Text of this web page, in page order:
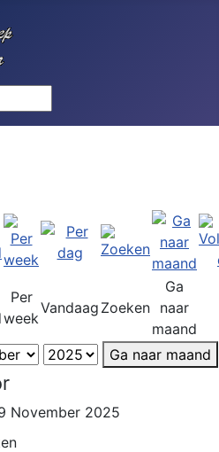
Per
week
Vandaag Zoeken
Ga
naar
maand
Ga naar maand
November 2025